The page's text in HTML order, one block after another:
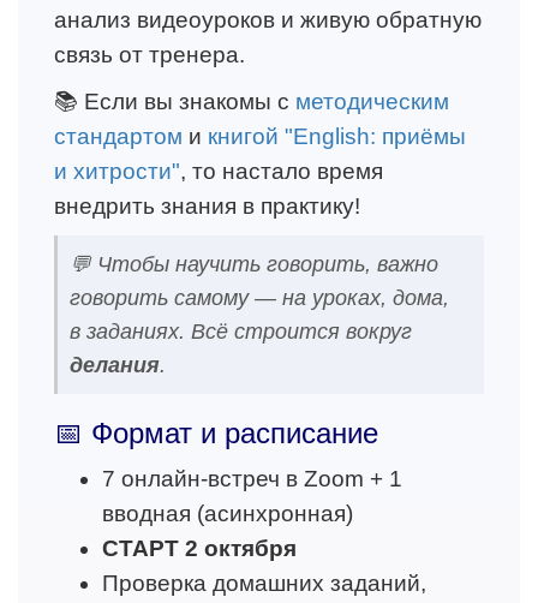
анализ видеоуроков и живую обратную
связь от тренера.
📚 Если вы знакомы с методическим
стандартом и книгой "English: приёмы
и хитрости", то настало время
внедрить знания в практику!
💬 Чтобы научить говорить, важно
говорить самому — на уроках, дома,
в заданиях. Всё строится вокруг
делания.
📅 Формат и расписание
7 онлайн-встреч в Zoom + 1
вводная (асинхронная)
СТАРТ 2 октября
Проверка домашних заданий,